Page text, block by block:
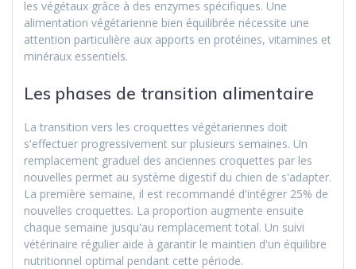
les végétaux grâce à des enzymes spécifiques. Une
alimentation végétarienne bien équilibrée nécessite une
attention particulière aux apports en protéines, vitamines et
minéraux essentiels.
Les phases de transition alimentaire
La transition vers les croquettes végétariennes doit
s'effectuer progressivement sur plusieurs semaines. Un
remplacement graduel des anciennes croquettes par les
nouvelles permet au système digestif du chien de s'adapter.
La première semaine, il est recommandé d'intégrer 25% de
nouvelles croquettes. La proportion augmente ensuite
chaque semaine jusqu'au remplacement total. Un suivi
vétérinaire régulier aide à garantir le maintien d'un équilibre
nutritionnel optimal pendant cette période.